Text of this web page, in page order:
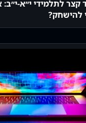
קצר לתלמידי י״א-י״ב:
להישחק?